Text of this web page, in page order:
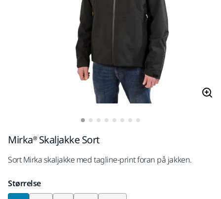
Mirka® Skaljakke Sort
Sort Mirka skaljakke med tagline-print foran på jakken.
Størrelse